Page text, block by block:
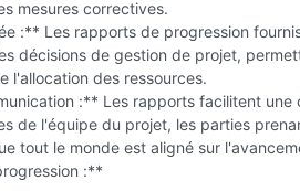
mesures correctives.
:** Les rapports de progression
décisions de gestion de projet,
l'allocation des ressources.
:** Les rapports facilitent une
de l'équipe du projet, les parties
tout le monde est aligné sur
:**